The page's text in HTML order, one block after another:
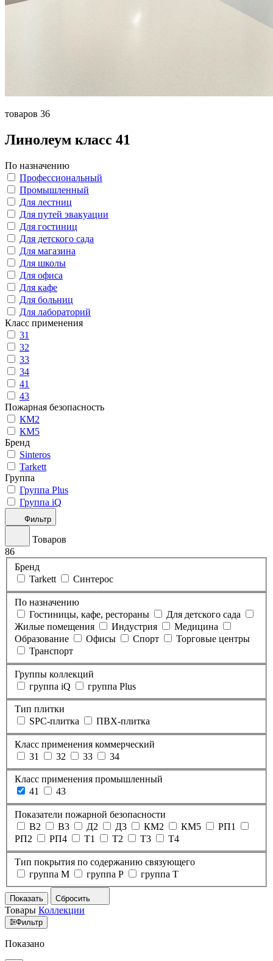
товаров 36
Линолеум класс 41
По назначению
Профессиональный
Промышленный
Для лестниц
Для путей эвакуации
Для гостиниц
Для детского сада
Для магазина
Для школы
Для офиса
Для кафе
Для больниц
Для лабораторий
Класс применения
31
32
33
34
41
43
Пожарная безопасность
КМ2
КМ5
Бренд
Sinteros
Tarkett
Группа
Группа Plus
Группа iQ
Фильтр
Товаров
86
Бренд
Tarkett
Синтерос
По назначению
Гостиницы, кафе, рестораны
Для детского сада
Жилые помещения
Индустрия
Медицина
Образование
Офисы Спорт
Торговые центры
Транспорт
Группы коллекций
группа iQ
группа Plus
Тип плитки
SPC-плитка
ПВХ-плитка
Класс применения коммерческий
31
32 33 34
Класс применения промышленный
41
43
Показатели пожарной безопасности
В2
В3 Д2 Д3 КМ2 КМ5
РП1
РП2
РП4 Т1 Т2 Т3 Т4
Тип покрытия по содержанию связующего
группа M
группа P группа T
Показать Сбросить
Товары Коллекции
Фильтр
Показано